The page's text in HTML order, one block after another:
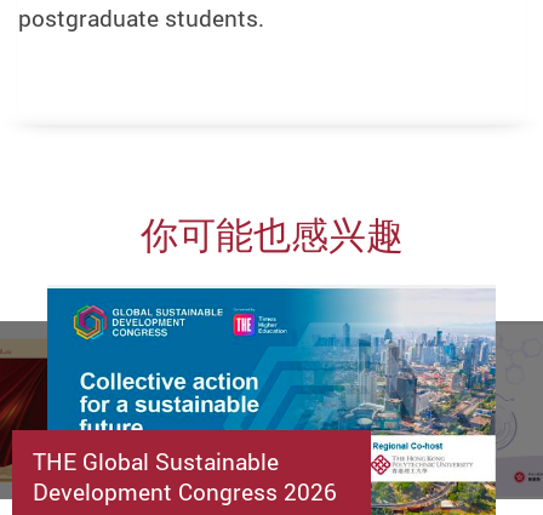
postgraduate students.
你可能也感兴趣
THE Global Sustainable
Development Congress 2026